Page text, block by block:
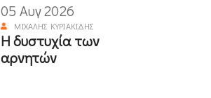
05 Αυγ 2026
ΜΙΧΆΛΗΣ ΚΥΡΙΑΚΊΔΗΣ
Η δυστυχία των
αρνητών